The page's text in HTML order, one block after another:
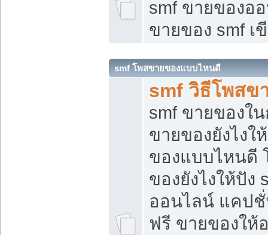
smf ขายของอ
ขายของ smf เ
smf โพสขายของแบบไหนดี
smf วิธีโพสข
smf ขายของใ
ขายของยังไง
ของแบบไหนดี
ของยังไงให้ปั
ออนไลน์ แคป
ฟรี ขายของให้